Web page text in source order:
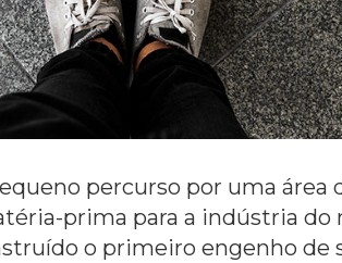
percurso por uma área
prima para a indústria do
o primeiro engenho de